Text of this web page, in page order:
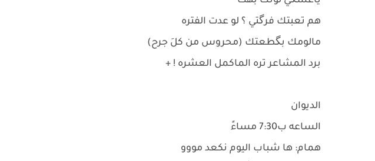
هم تعبتك فرگتي ؟ لو عدت الفتره
مالومك بگطعتك (محروس من كلَ جرح)
برد المشاعر تره الماكمل العشره ! +
الديوان
الساعه ب7:30 مساءً
همام: ها شباب اليوم نكعد مووو